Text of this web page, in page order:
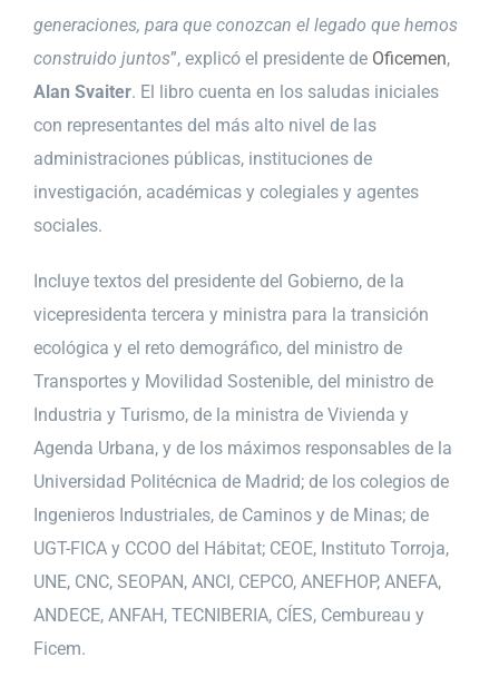
generaciones, para que conozcan el legado que hemos
construido juntos”, explicó el presidente de Oficemen,
Alan Svaiter. El libro cuenta en los saludas iniciales
con representantes del más alto nivel de las
administraciones públicas, instituciones de
investigación, académicas y colegiales y agentes
sociales.
Incluye textos del presidente del Gobierno, de la
vicepresidenta tercera y ministra para la transición
ecológica y el reto demográfico, del ministro de
Transportes y Movilidad Sostenible, del ministro de
Industria y Turismo, de la ministra de Vivienda y
Agenda Urbana, y de los máximos responsables de la
Universidad Politécnica de Madrid; de los colegios de
Ingenieros Industriales, de Caminos y de Minas; de
UGT-FICA y CCOO del Hábitat; CEOE, Instituto Torroja,
UNE, CNC, SEOPAN, ANCI, CEPCO, ANEFHOP, ANEFA,
ANDECE, ANFAH, TECNIBERIA, CÍES, Cembureau y
Ficem.